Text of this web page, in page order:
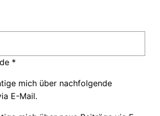
*
mich über nachfolgende
E-Mail.